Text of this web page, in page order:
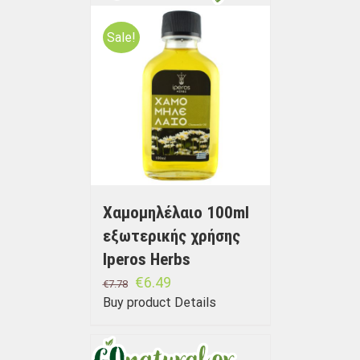
Sale!
Χαμομηλέλαιο 100ml
εξωτερικής χρήσης
Iperos Herbs
€7.78 €6.49
Buy product Details